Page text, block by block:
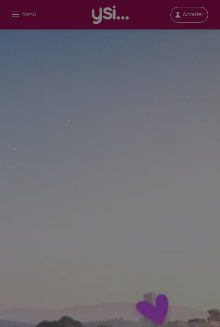
Menú Acceder